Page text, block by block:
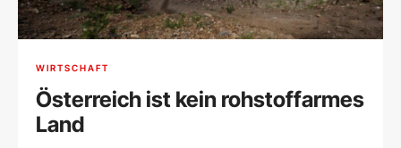
WIRTSCHAFT
Österreich ist kein rohstoffarmes
Land